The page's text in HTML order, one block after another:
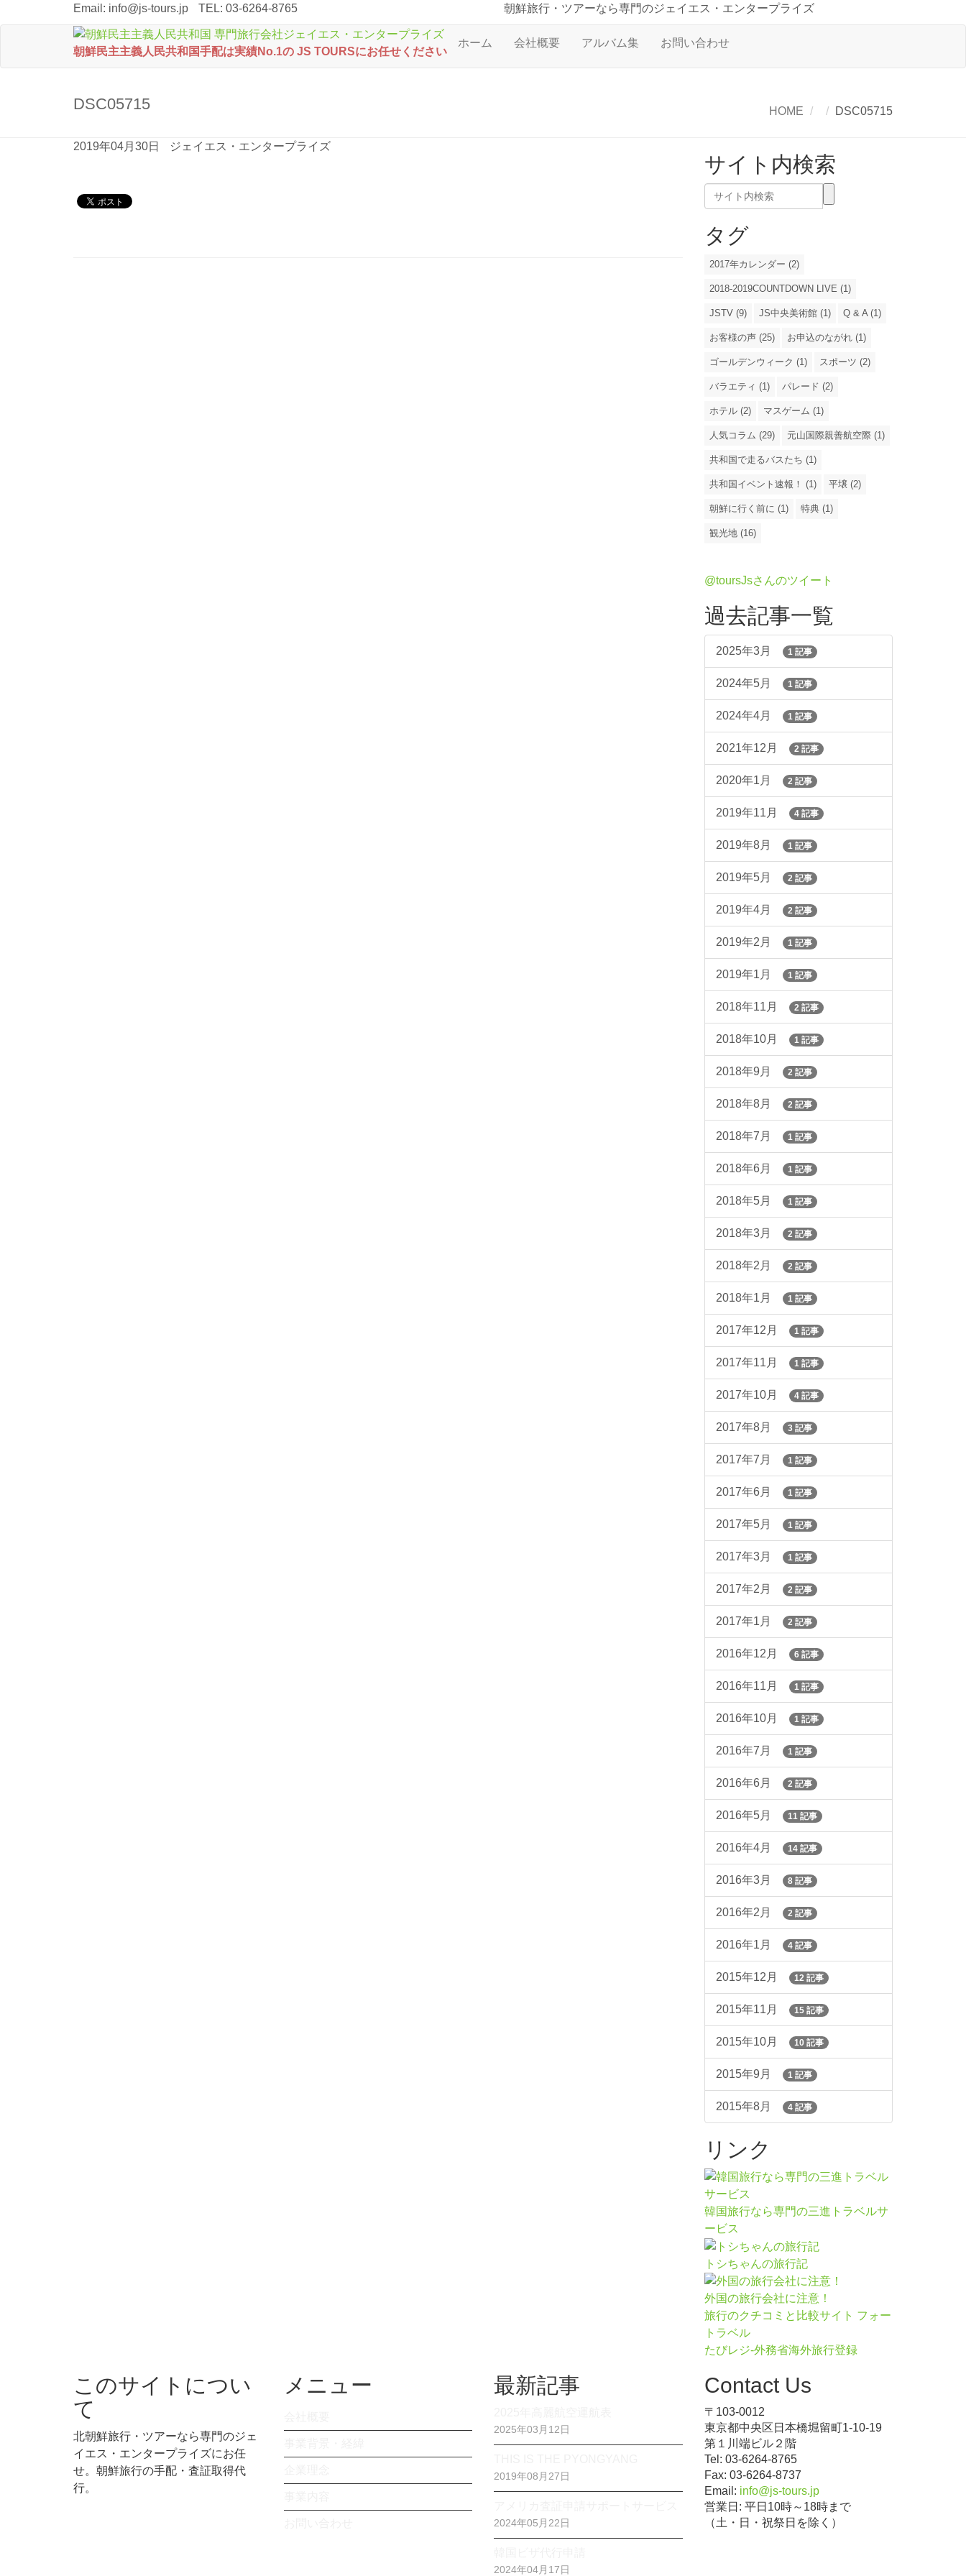
Email: info@js-tours.jp TEL: 03-6264-8765 朝鮮旅行・ツアーなら専門のジェイエス・エンタープライズ
朝鮮民主主義人民共和国手配は実績No.1の JS TOURSにお任せください
ホーム 会社概要 アルバム集 お問い合わせ
DSC05715 HOME DSC05715
2019年04月30日 ジェイエス・エンタープライズ
サイト内検索
タグ
2017年カレンダー (2)
2018-2019COUNTDOWN LIVE (1)
JSTV (9) JS中央美術館 (1) Q & A (1)
お客様の声 (25) お申込のながれ (1)
ゴールデンウィーク (1) スポーツ (2)
バラエティ (1) パレード (2)
ホテル (2) マスゲーム (1)
人気コラム (29) 元山国際親善航空際 (1)
共和国で走るバスたち (1)
共和国イベント速報！ (1) 平壌 (2)
朝鮮に行く前に (1) 特典 (1)
観光地 (16)
@toursJsさんのツイート
過去記事一覧
2025年3月 1 記事
2024年5月 1 記事
2024年4月 1 記事
2021年12月 2 記事
2020年1月 2 記事
2019年11月 4 記事
2019年8月 1 記事
2019年5月 2 記事
2019年4月 2 記事
2019年2月 1 記事
2019年1月 1 記事
2018年11月 2 記事
2018年10月 1 記事
2018年9月 2 記事
2018年8月 2 記事
2018年7月 1 記事
2018年6月 1 記事
2018年5月 1 記事
2018年3月 2 記事
2018年2月 2 記事
2018年1月 1 記事
2017年12月 1 記事
2017年11月 1 記事
2017年10月 4 記事
2017年8月 3 記事
2017年7月 1 記事
2017年6月 1 記事
2017年5月 1 記事
2017年3月 1 記事
2017年2月 2 記事
2017年1月 2 記事
2016年12月 6 記事
2016年11月 1 記事
2016年10月 1 記事
2016年7月 1 記事
2016年6月 2 記事
2016年5月 11 記事
2016年4月 14 記事
2016年3月 8 記事
2016年2月 2 記事
2016年1月 4 記事
2015年12月 12 記事
2015年11月 15 記事
2015年10月 10 記事
2015年9月 1 記事
2015年8月 4 記事
リンク
韓国旅行なら専門の三進トラベルサ
ービス
トシちゃんの旅行記
外国の旅行会社に注意！
旅行のクチコミと比較サイト フォー
トラベル
たびレジ-外務省海外旅行登録
このサイトについ
て
北朝鮮旅行・ツアーなら専門のジェ
イエス・エンタープライズにお任
せ。朝鮮旅行の手配・査証取得代
行。
メニュー 最新記事
2025年03月12日
2019年08月27日
2024年05月22日
2024年04月17日
Contact Us
〒103-0012
東京都中央区日本橋堀留町1-10-19
第１川端ビル２階
Tel: 03-6264-8765
Fax: 03-6264-8737
Email: info@js-tours.jp
営業日: 平日10時～18時まで
（土・日・祝祭日を除く）